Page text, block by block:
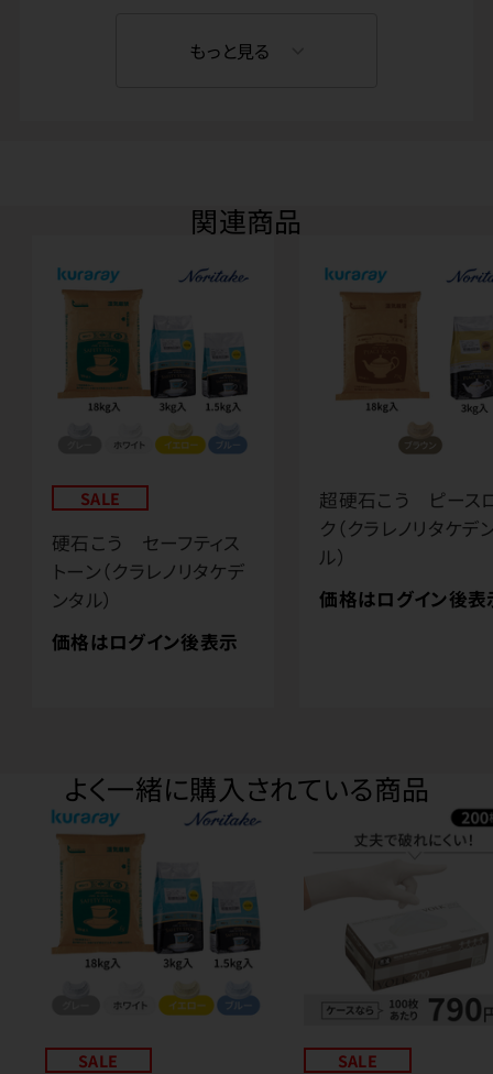
もっと見る
関連商品
SALE
硬石こう セーフティス
トーン（クラレノリタケデ
ンタル）
価格はログイン後表示
超硬石こう ピース
ク（クラレノリタケデ
ル）
価格はログイン後表
よく一緒に購入されている商品
SALE SALE